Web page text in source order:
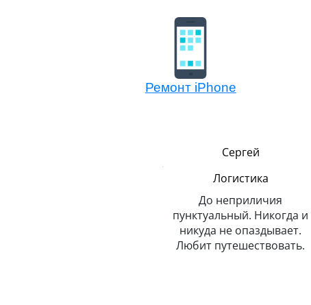
Ремонт iPhone
Ростислав
Мастер модульного
Очень профессиональный и
энергичный. Умеет
жонглировать Айфонами с